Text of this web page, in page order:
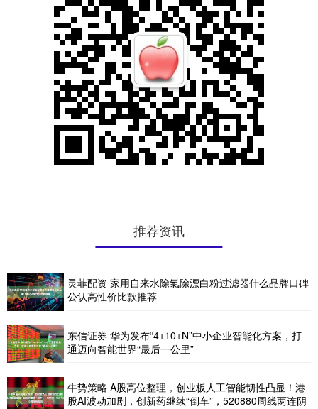
推荐资讯
灵菲配资 家用自来水除氯除漂白粉过滤器什么品牌口碑
公认高性价比款推荐
东信证券 华为发布“4+10+N”中小企业智能化方案，打
通迈向智能世界“最后一公里”
牛势策略 A股高位整理，创业板人工智能韧性凸显！港
股AI波动加剧，创新药继续“倒车”，520880周线两连阴